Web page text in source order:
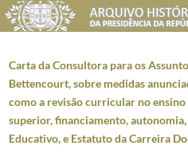
Plano de
Presidência da República
Carta da Consultora para os
Bettencourt, sobre medidas
como a revisão curricular no ensino
superior, financiamento, autonomia,
Educativo, e Estatuto da Carreira